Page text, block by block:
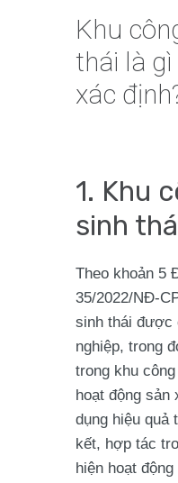
Khu
thái là
xác
1. Khu
sinh
Theo khoản 5
35/2022/NĐ-
sinh thái được
nghiệp, trong
trong khu
hoạt động
dụng hiệu quả
kết, hợp tác
hiện hoạt